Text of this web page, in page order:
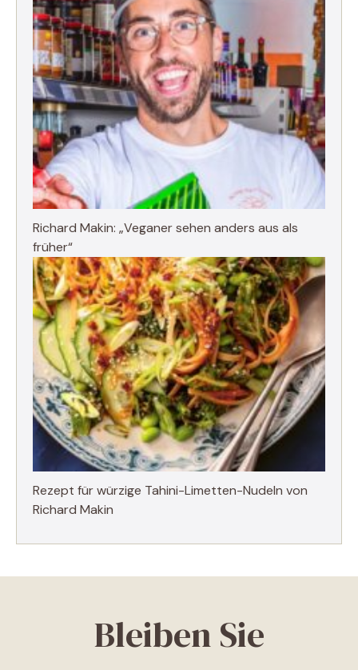
Richard Makin: „Veganer sehen anders aus als
früher“
Rezept für würzige Tahini-Limetten-Nudeln von
Richard Makin
Bleiben Sie